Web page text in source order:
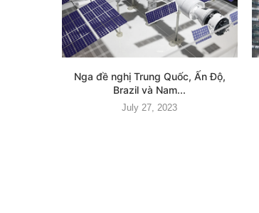
Nga đề nghị Trung Quốc, Ấn Độ,
Brazil và Nam...
July 27, 2023